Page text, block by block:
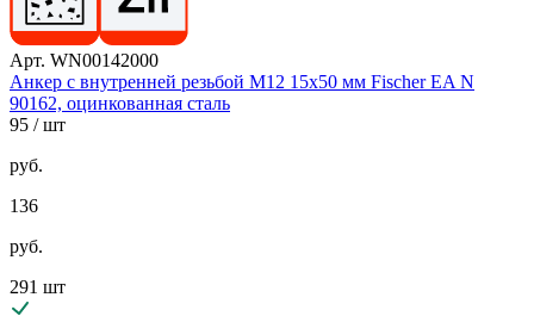
Арт. WN00142000
Анкер с внутренней резьбой М12 15х50 мм Fischer EA N
90162, оцинкованная сталь
95 / шт
руб.
136
руб.
291 шт